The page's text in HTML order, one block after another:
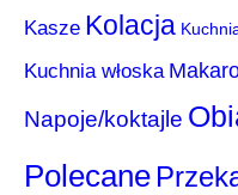
Kasze Kolacja
Kuchnia włoska
Napoje/koktajle
Polecane